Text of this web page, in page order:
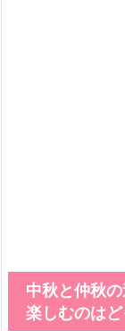
中秋と仲秋
楽しむのは